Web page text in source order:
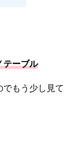
ーブル
もう少し見て